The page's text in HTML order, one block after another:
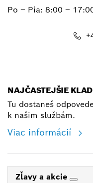
Po – Pia: 8:00 –
NAJČASTEJŠIE
Tu dostaneš
k našim službám.
Viac informácií
Zľavy a akcie